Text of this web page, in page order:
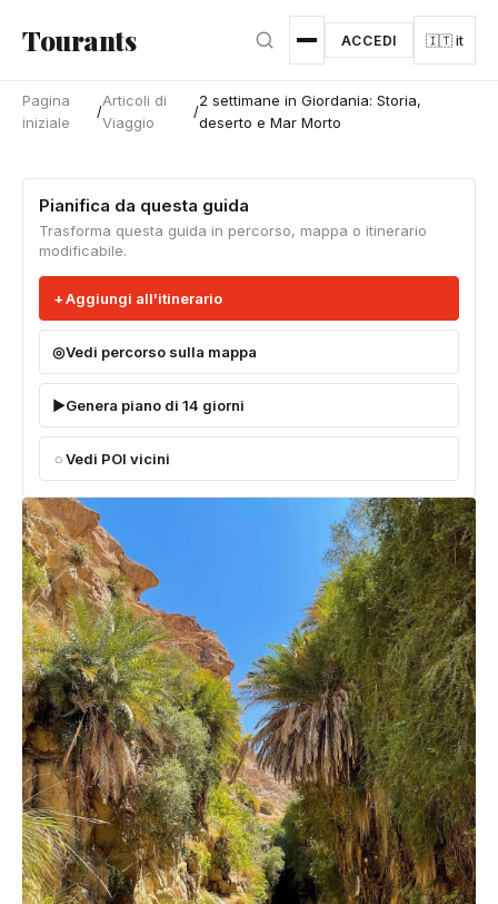
Tourants ACCEDI 🇮🇹 it
Pagina
iniziale
/
Articoli di
Viaggio
/
2 settimane in Giordania: Storia,
deserto e Mar Morto
Pianifica da questa guida
Trasforma questa guida in percorso, mappa o itinerario
modificabile.
Aggiungi all'itinerario
Vedi percorso sulla mappa
Genera piano di 14 giorni
Vedi POI vicini